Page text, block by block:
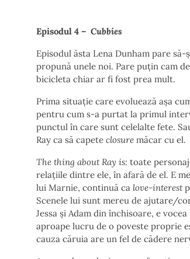
Episodul 4 – Cubbies
Episodul ăsta Lena Dunham pare
propună unele noi. Pare puțin cam
bicicleta chiar ar fi fost prea mult.
Prima situație care evoluează așa
pentru cum s-a purtat la primul
punctul în care sunt celelalte fete.
Ray ca să capete closure măcar cu el.
The thing about Ray is: toate
relațiile dintre ele, în afară de el. E
lui Marnie, continuă ca love-interest
Scenele lui sunt mereu de ajutare/
Jessa și Adam din închisoare, e
aproape lucru de o poveste proprie
cauza căruia are un fel de cădere